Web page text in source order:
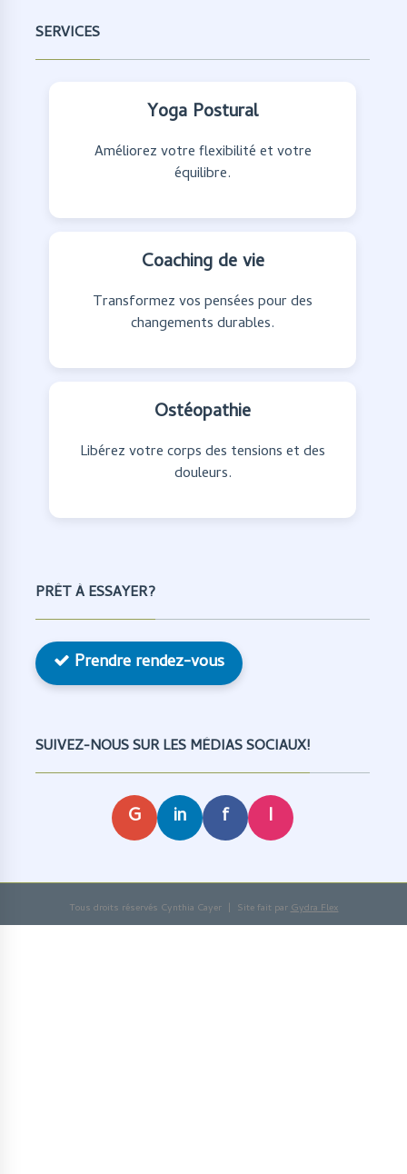
SERVICES
Yoga Postural
Améliorez votre flexibilité et votre
équilibre.
Coaching de vie
Transformez vos pensées pour des
changements durables.
Ostéopathie
Libérez votre corps des tensions et des
douleurs.
PRÊT À ESSAYER?
Prendre rendez-vous
SUIVEZ-NOUS SUR LES MÉDIAS SOCIAUX!
G in f I
Tous droits réservés Cynthia Cayer | Site fait parGydra Flex